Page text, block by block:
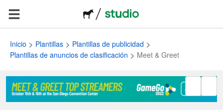
Inicio Plantillas
Plantillas de publicidad
Plantillas de anuncios de clasificación
Meet & Greet